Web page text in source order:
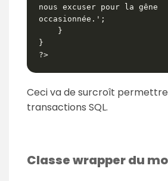
nous excuser pour la gêne
occasionnée.';
}
?>
Ceci va de surcroît
transactions SQL.
Classe wrapper du